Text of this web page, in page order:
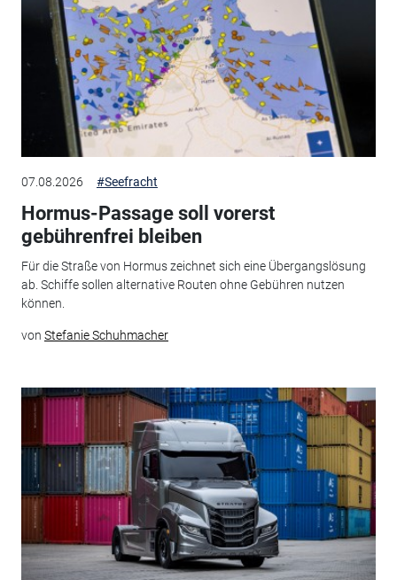
07.08.2026 #Seefracht
Hormus-Passage soll vorerst
gebührenfrei bleiben
Für die Straße von Hormus zeichnet sich eine Übergangslösung
ab. Schiffe sollen alternative Routen ohne Gebühren nutzen
können.
von Stefanie Schuhmacher